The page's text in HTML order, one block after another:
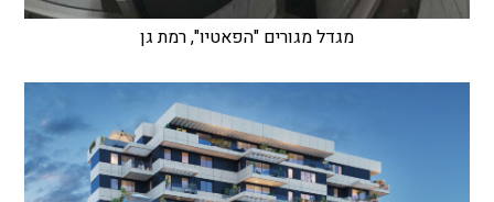
מגדל מגורים "הפאטיו", רמת גן